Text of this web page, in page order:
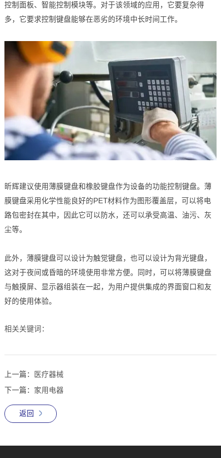
控制面板、智能控制模块等。对于该领域的应用，它要复杂得
多，它要求控制键盘能够在恶劣的环境中长时间工作。
昕辉建议使用薄膜键盘和橡胶键盘作为设备的功能控制键盘。薄
膜键盘采用化学性能良好的PET材料作为图形覆盖层，可以将电
路包密封在其中，因此它可以防水，还可以承受高温、油污、灰
尘等。
此外，薄膜键盘可以设计为触觉键盘，也可以设计为背光键盘，
这对于夜间或昏暗的环境使用非常方便。同时，可以将薄膜键盘
与触摸屏、显示器组装在一起，为用户提供集成的界面窗口和友
好的使用体验。
相关关键词：
上一篇：
医疗器械
下一篇： 家用电器
返回